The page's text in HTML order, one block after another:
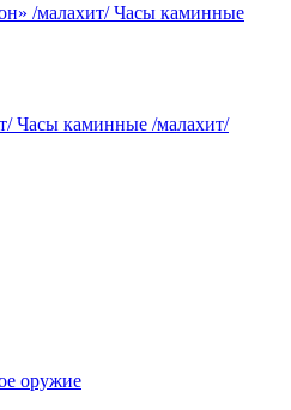
Часы каминные
Часы каминные /малахит/
оружие